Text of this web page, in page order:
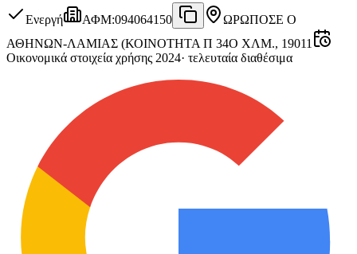
Ενεργή ΑΦΜ:094064150 ΩΡΩΠΟΣΕ Ο
ΑΘΗΝΩΝ-ΛΑΜΙΑΣ (ΚΟΙΝΟΤΗΤΑ Π 34Ο ΧΛΜ., 19011
Οικονομικά στοιχεία χρήσης 2024· τελευταία διαθέσιμα